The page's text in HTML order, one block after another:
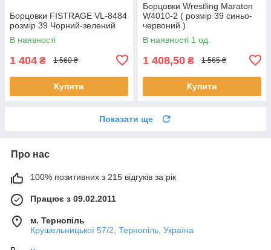
Борцовки FISTRAGE VL-8484
розмір 39 Чорний-зелений
В наявності
1 404 ₴ 1 560 ₴
Купити
Борцовки Wrestling Maraton
W4010-2 ( розмір 39 синьо-
червоний )
В наявності 1 од.
1 408,50 ₴ 1 565 ₴
Купити
Показати ще
Про нас
100% позитивних з 215 відгуків за рік
Працює з 09.02.2011
м. Тернопіль
Крушельницької 57/2, Тернопіль, Україна